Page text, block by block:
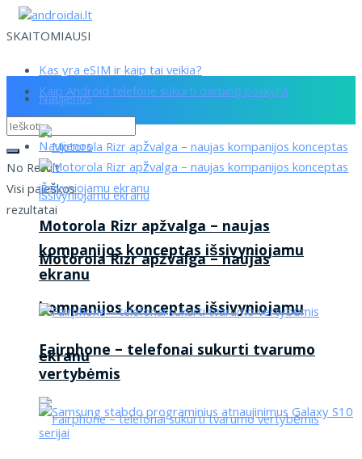
SKAITOMIAUSI
Kas yra eSIM ir kaip tai veikia?
Kaip Android telefone sukurti darbinę paskyrą
No Result
Visi paieškos
rezultatai
Naujienos
Motorola Rizr apžvalga – naujas
kompanijos konceptas išsivyniojamu
ekranu
Naujienos
Motorola Rizr apžvalga – naujas
kompanijos konceptas išsivyniojamu
ekranu
Fairphone – telefonai sukurti tvarumo
vertybėmis